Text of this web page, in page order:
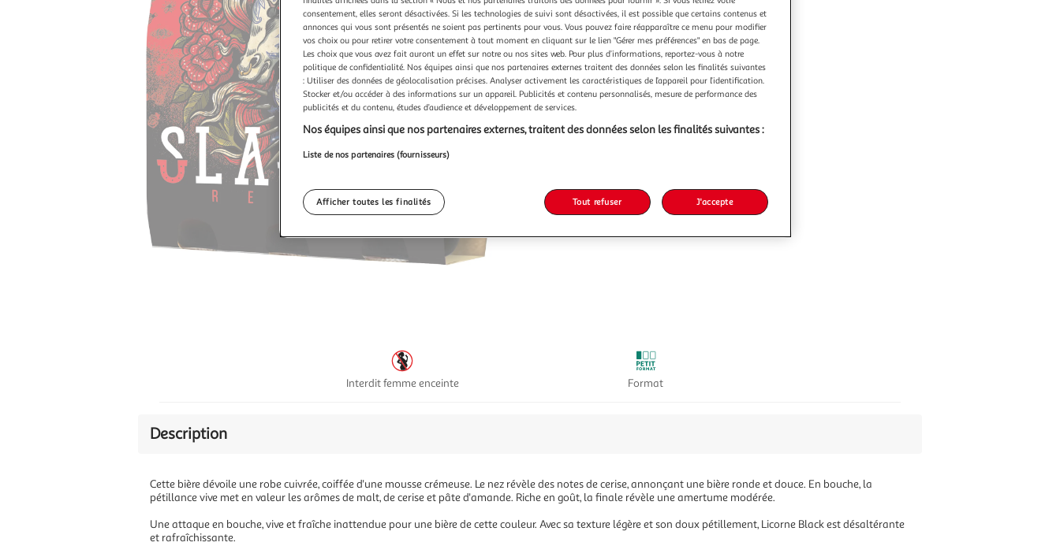
Interdit femme enceinte Format
Description
Cette bière dévoile une robe cuivrée, coiffée d'une mousse crémeuse. Le nez révèle des notes de cerise, annonçant une bière ronde et douce. En bouche, la
pétillance vive met en valeur les arômes de malt, de cerise et pâte d'amande. Riche en goût, la finale révèle une amertume modérée.
Une attaque en bouche, vive et fraîche inattendue pour une bière de cette couleur. Avec sa texture légère et son doux pétillement, Licorne Black est désaltérante
et rafraîchissante.
consentement, elles seront désactivées. Si les technologies de suivi sont désactivées, il est possible que certains contenus et
annonces qui vous sont présentés ne soient pas pertinents pour vous. Vous pouvez faire réapparaître ce menu pour modifier
vos choix ou pour retirer votre consentement à tout moment en cliquant sur le lien "Gérer mes préférences" en bas de page.
Les choix que vous avez fait auront un effet sur notre ou nos sites web. Pour plus d’informations, reportez-vous à notre
politique de confidentialité. Nos équipes ainsi que nos partenaires externes traitent des données selon les finalités suivantes
: Utiliser des données de géolocalisation précises. Analyser activement les caractéristiques de l’appareil pour l’identification.
Stocker et/ou accéder à des informations sur un appareil. Publicités et contenu personnalisés, mesure de performance des
publicités et du contenu, études d’audience et développement de services.
Nos équipes ainsi que nos partenaires externes, traitent des données selon les finalités suivantes :
Liste de nos partenaires (fournisseurs)
Afficher toutes les finalités Tout refuser J'accepte